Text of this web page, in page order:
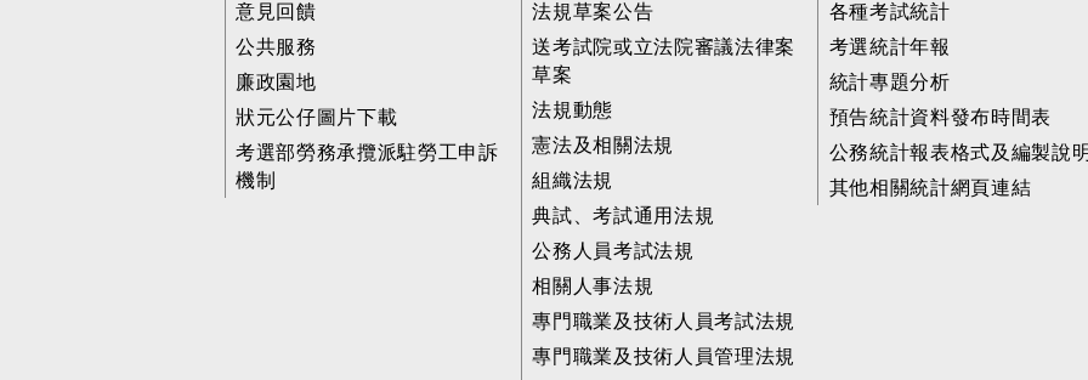
意見回饋
公共服務
廉政園地
狀元公仔圖片下載
考選部勞務承攬派駐勞工申訴
機制
法規草案公告
送考試院或立法院審議法律案
草案
法規動態
憲法及相關法規
組織法規
典試、考試通用法規
公務人員考試法規
相關人事法規
專門職業及技術人員考試法規
專門職業及技術人員管理法規
各種考試統計
考選統計年報
統計專題分析
預告統計資料發布時間表
公務統計報表格式及編製說
其他相關統計網頁連結